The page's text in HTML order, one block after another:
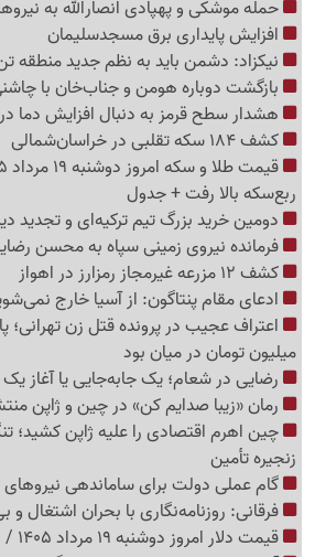
حمله موشکی و پهپادی انصارالله به
افزایش پایداری برق مسجدسلیمان
نیکزاد: دشمن باید به نظم جدید منطقه
بازگشت دوباره هومن و جناب‌خان با
هشدار سطح قرمز به دنبال افزایش دما
کشف 184 سکه تقلبی در خراسان‌شمالی
ربع‌سکه بالا رفت + جدول
دومین خرید بزرگ تیم ترکیه‌ای و تجدید
فرمانده نیروی زمینی سپاه به محسن
کشف 12 مزرعه غیرمجاز رمزارز در اهواز
ادعای مقام پنتاگون: از آسیا خارج
میلیون تومان در میان بود
رضایی در شعام؛ یک جابه‌جایی یا آغاز یک
رمان «زیبا صدایم کن» در چین و ژاپن
چین اهرم اقتصادی را علیه ژاپن کشید؛
زنجیره تأمین
گام عملی دولت برای ساماندهی
فرقانی: روزنامه‌نگاری با بحران اشتغال
قیمت دلار امروز دوشنبه 19 مرداد 1405 / دلار عقب نشست